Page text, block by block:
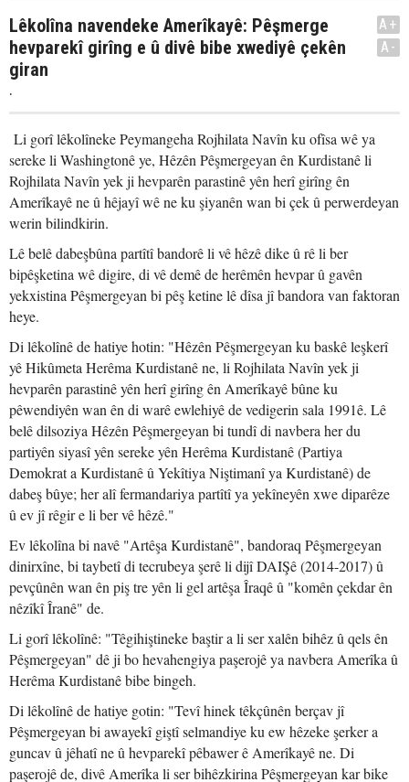
Lêkolîna navendeke Amerîkayê: Pêşmerge
hevparekî girîng e û divê bibe xwediyê çekên
giran
.
A+
A-
Li gorî lêkolîneke Peymangeha Rojhilata Navîn ku ofîsa wê ya
sereke li Washingtonê ye, Hêzên Pêşmergeyan ên Kurdistanê li
Rojhilata Navîn yek ji hevparên parastinê yên herî girîng ên
Amerîkayê ne û hêjayî wê ne ku şiyanên wan bi çek û perwerdeyan
werin bilindkirin.
Lê belê dabeşbûna partîtî bandorê li vê hêzê dike û rê li ber
bipêşketina wê digire, di vê demê de herêmên hevpar û gavên
yekxistina Pêşmergeyan bi pêş ketine lê dîsa jî bandora van faktoran
heye.
Di lêkolînê de hatiye hotin: "Hêzên Pêşmergeyan ku baskê leşkerî
yê Hikûmeta Herêma Kurdistanê ne, li Rojhilata Navîn yek ji
hevparên parastinê yên herî girîng ên Amerîkayê bûne ku
pêwendiyên wan ên di warê ewlehiyê de vedigerin sala 1991ê. Lê
belê dilsoziya Hêzên Pêşmergeyan bi tundî di navbera her du
partiyên siyasî yên sereke yên Herêma Kurdistanê (Partiya
Demokrat a Kurdistanê û Yekîtiya Niştimanî ya Kurdistanê) de
dabeş bûye; her alî fermandariya partîtî ya yekîneyên xwe diparêze
û ev jî rêgir e li ber vê hêzê."
Ev lêkolîna bi navê "Artêşa Kurdistanê", bandoraq Pêşmergeyan
dinirxîne, bi taybetî di tecrubeya şerê li dijî DAIŞê (2014-2017) û
pevçûnên wan ên piş tre yên li gel artêşa Îraqê û "komên çekdar ên
nêzîkî Îranê" de.
Li gorî lêkolînê: "Têgihiştineke baştir a li ser xalên bihêz û qels ên
Pêşmergeyan" dê ji bo hevahengiya paşerojê ya navbera Amerîka û
Herêma Kurdistanê bibe bingeh.
Di lêkolînê de hatiye gotin: "Tevî hinek têkçûnên berçav jî
Pêşmergeyan bi awayekî giştî selmandiye ku ew hêzeke şerker a
guncav û jêhatî ne û hevparekî pêbawer ê Amerîkayê ne. Di
paşerojê de, divê Amerîka li ser bihêzkirina Pêşmergeyan kar bike